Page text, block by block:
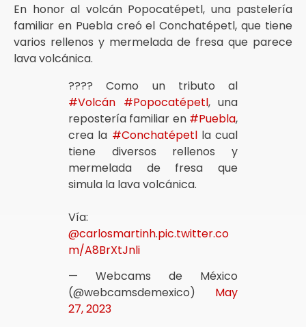
En honor al volcán Popocatépetl, una pastelería
familiar en Puebla creó el Conchatépetl, que tiene
varios rellenos y mermelada de fresa que parece
lava volcánica.
???? Como un tributo al
#Volcán #Popocatépetl, una
repostería familiar en #Puebla,
crea la #Conchatépetlla cual
tiene diversos rellenos y
mermelada de fresa que
simula la lava volcánica.
Vía:
@carlosmartinh.pic.twitter.co
m/A8BrXtJnli
— Webcams de México
(@webcamsdemexico) May
27, 2023